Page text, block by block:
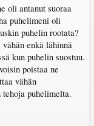
oli antanut suoraa
puhelimeni oli
puhelin rootata?
enkä lähinnä
kun puhelin suostuu.
poistaa ne
vähän
puhelimelta.